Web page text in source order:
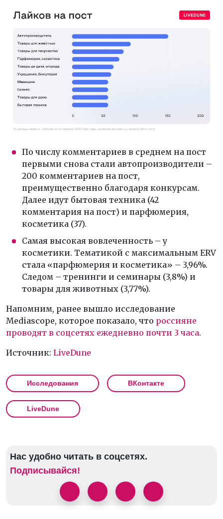
По числу комментариев в среднем на пост
первыми снова стали автопроизводители –
200 комментариев на пост,
преимущественно благодаря конкурсам.
Далее идут бытовая техника (42
комментария на пост) и парфюмерия,
косметика (37).
Самая высокая вовлеченность – у
косметики. Тематикой с максимальным ERV
стала «парфюмерия и косметика» – 3,96%.
Следом – тренинги и семинары (3,8%) и
товары для животных (3,77%).
Напомним, ранее вышло исследование
Mediascope, которое показало, что россияне
проводят в соцсетях ежедневно почти 3 часа.
Источник: LiveDune
Исследования ВКонтакте
LiveDune
Нас удобно читать в соцсетях.
Подписывайся!